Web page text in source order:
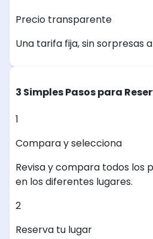
Precio transparente
Una tarifa fija, sin sorpresas
3 Simples Pasos para
1
Compara y selecciona
Revisa y compara todos los
en los diferentes lugares.
2
Reserva tu lugar